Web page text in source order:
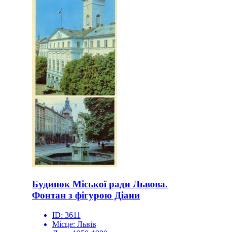
Будинок Міської ради Львова.
Фонтан з фігурою Діани
ID: 3611
Місце: Львів